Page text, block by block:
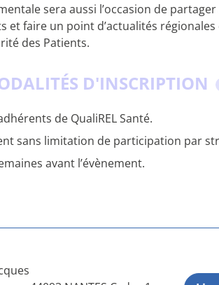
sera aussi l’occasion de
et faire un point d’actualités
des Patients.
D'INSCRIPTION
de QualiREL Santé.
sans limitation de participation par
avant l’évènement.